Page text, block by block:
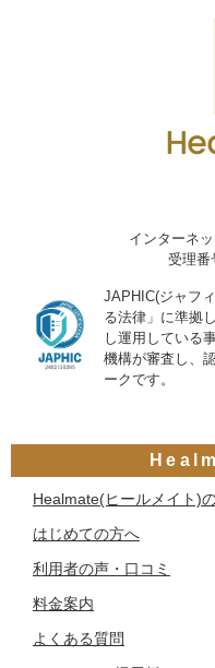
インターネ
受理番
JAPHIC(ジャフ
る法律」に準拠
し運用している
機構が審査し、
ークです。
Healmate(ヒールメイト)
はじめての方へ
利用者の声・口コミ
料金案内
よくある質問